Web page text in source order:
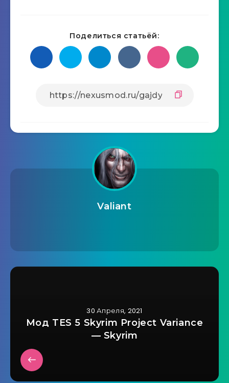
Поделиться статьёй:
Valiant
30 Апреля, 2021
Мод TES 5 Skyrim Project Variance
— Skyrim